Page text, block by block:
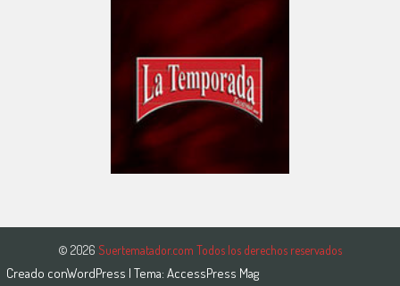
© 2026 Suertematador.com Todos los derechos reservados
Creado conWordPress | Tema: AccessPress Mag